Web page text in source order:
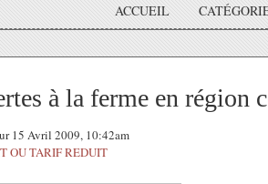
ACCUEIL
à la ferme en région
15 Avril 2009, 10:42am
OU TARIF REDUIT